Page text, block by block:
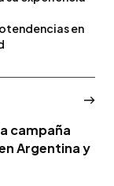
en
campaña
Argentina y